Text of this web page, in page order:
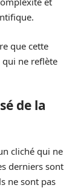
que cette
qui ne reflète
de la
cliché qui ne
derniers sont
ne sont pas